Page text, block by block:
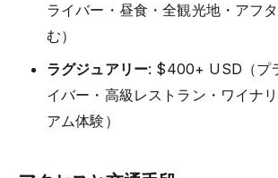
ライバー・昼食・全観光地・アフ
む）
ラグジュアリー: $400+ USD（プ
イバー・高級レストラン・ワイナ
アム体験）